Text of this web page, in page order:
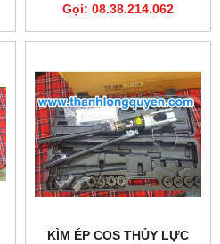
Gọi: 08.38.214.062
KÌM ÉP COS THỦY LỰC